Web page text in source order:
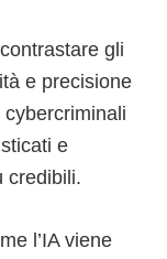
gli
e precisione
cybercriminali
e
credibili.
l’IA viene